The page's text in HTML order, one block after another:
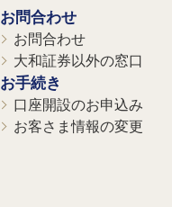
お問合わせ
お問合わせ
大和証券以外の窓口
お手続き
口座開設のお申込み
お客さま情報の変更